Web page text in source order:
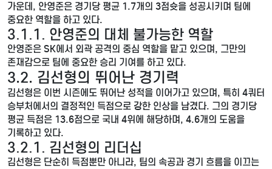
가운데, 안영준은 경기당 평균 1.7개의 3점슛을 성공시키며 팀에
중요한 역할을 하고 있다.
3.1.1. 안영준의 대체 불가능한 역할
안영준은 SK에서 외곽 공격의 중심 역할을 맡고 있으며, 그만의
존재감으로 팀에 중요한 승리 기여를 하고 있다.
3.2. 김선형의 뛰어난 경기력
김선형은 이번 시즌에도 뛰어난 성적을 이어가고 있으며, 특히 4쿼터
승부처에서의 결정적인 득점으로 강한 인상을 남겼다. 그의 경기당
평균 득점은 13.6점으로 국내 4위에 해당하며, 4.6개의 도움을
기록하고 있다.
3.2.1. 김선형의 리더십
김선형은 단순히 득점뿐만 아니라, 팀의 속공과 경기 흐름을 이끄는